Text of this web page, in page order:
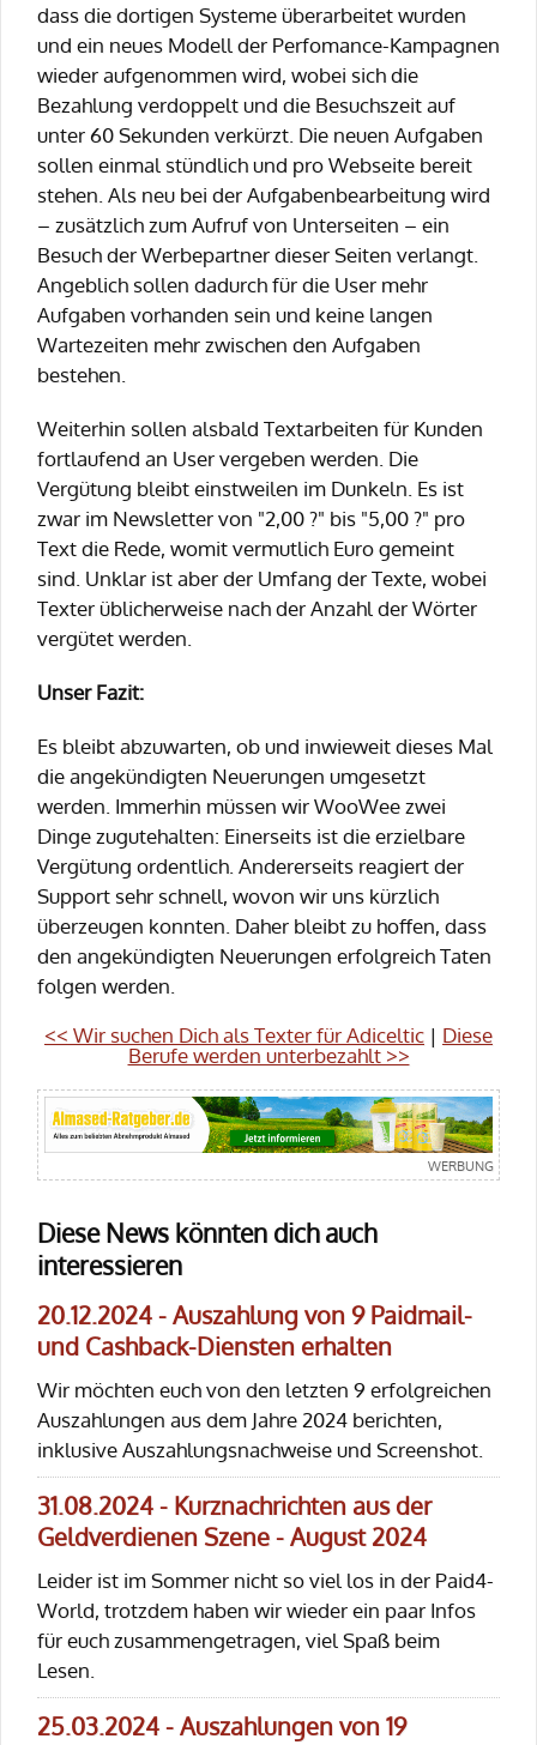
dass die dortigen Systeme überarbeitet wurden
und ein neues Modell der Perfomance-Kampagnen
wieder aufgenommen wird, wobei sich die
Bezahlung verdoppelt und die Besuchszeit auf
unter 60 Sekunden verkürzt. Die neuen Aufgaben
sollen einmal stündlich und pro Webseite bereit
stehen. Als neu bei der Aufgabenbearbeitung wird
– zusätzlich zum Aufruf von Unterseiten – ein
Besuch der Werbepartner dieser Seiten verlangt.
Angeblich sollen dadurch für die User mehr
Aufgaben vorhanden sein und keine langen
Wartezeiten mehr zwischen den Aufgaben
bestehen.
Weiterhin sollen alsbald Textarbeiten für Kunden
fortlaufend an User vergeben werden. Die
Vergütung bleibt einstweilen im Dunkeln. Es ist
zwar im Newsletter von "2,00 ?" bis "5,00 ?" pro
Text die Rede, womit vermutlich Euro gemeint
sind. Unklar ist aber der Umfang der Texte, wobei
Texter üblicherweise nach der Anzahl der Wörter
vergütet werden.
Unser Fazit:
Es bleibt abzuwarten, ob und inwieweit dieses Mal
die angekündigten Neuerungen umgesetzt
werden. Immerhin müssen wir WooWee zwei
Dinge zugutehalten: Einerseits ist die erzielbare
Vergütung ordentlich. Andererseits reagiert der
Support sehr schnell, wovon wir uns kürzlich
überzeugen konnten. Daher bleibt zu hoffen, dass
den angekündigten Neuerungen erfolgreich Taten
folgen werden.
<< Wir suchen Dich als Texter für Adiceltic | Diese
Berufe werden unterbezahlt >>
Diese News könnten dich auch
interessieren
20.12.2024 - Auszahlung von 9 Paidmail-
und Cashback-Diensten erhalten
Wir möchten euch von den letzten 9 erfolgreichen
Auszahlungen aus dem Jahre 2024 berichten,
inklusive Auszahlungsnachweise und Screenshot.
31.08.2024 - Kurznachrichten aus der
Geldverdienen Szene - August 2024
Leider ist im Sommer nicht so viel los in der Paid4-
World, trotzdem haben wir wieder ein paar Infos
für euch zusammengetragen, viel Spaß beim
Lesen.
25.03.2024 - Auszahlungen von 19